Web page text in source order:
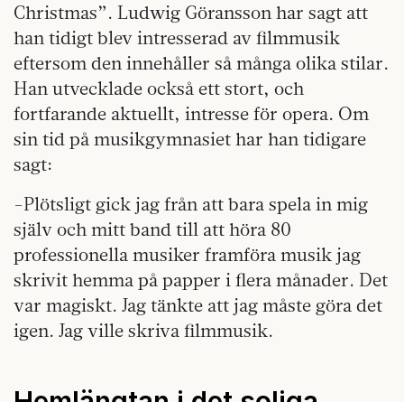
Christmas”. Ludwig Göransson har sagt att
han tidigt blev intresserad av filmmusik
eftersom den innehåller så många olika stilar.
Han utvecklade också ett stort, och
fortfarande aktuellt, intresse för opera. Om
sin tid på musikgymnasiet har han tidigare
sagt:
-Plötsligt gick jag från att bara spela in mig
själv och mitt band till att höra 80
professionella musiker framföra musik jag
skrivit hemma på papper i flera månader. Det
var magiskt. Jag tänkte att jag måste göra det
igen. Jag ville skriva filmmusik.